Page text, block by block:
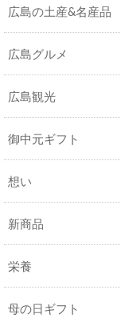
広島の土産&名産品
広島グルメ
広島観光
御中元ギフト
想い
新商品
栄養
母の日ギフト